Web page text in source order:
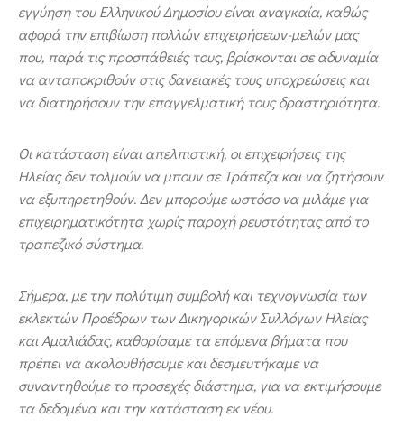
εγγύηση του Ελληνικού Δημοσίου είναι αναγκαία, καθώς
αφορά την επιβίωση πολλών επιχειρήσεων-μελών μας
που, παρά τις προσπάθειές τους, βρίσκονται σε αδυναμία
να ανταποκριθούν στις δανειακές τους υποχρεώσεις και
να διατηρήσουν την επαγγελματική τους δραστηριότητα.
Οι κατάσταση είναι απελπιστική, οι επιχειρήσεις της
Ηλείας δεν τολμούν να μπουν σε Τράπεζα και να ζητήσουν
να εξυπηρετηθούν. Δεν μπορούμε ωστόσο να μιλάμε για
επιχειρηματικότητα χωρίς παροχή ρευστότητας από το
τραπεζικό σύστημα.
Σήμερα, με την πολύτιμη συμβολή και τεχνογνωσία των
εκλεκτών Προέδρων των Δικηγορικών Συλλόγων Ηλείας
και Αμαλιάδας, καθορίσαμε τα επόμενα βήματα που
πρέπει να ακολουθήσουμε και δεσμευτήκαμε να
συναντηθούμε το προσεχές διάστημα, για να εκτιμήσουμε
τα δεδομένα και την κατάσταση εκ νέου.